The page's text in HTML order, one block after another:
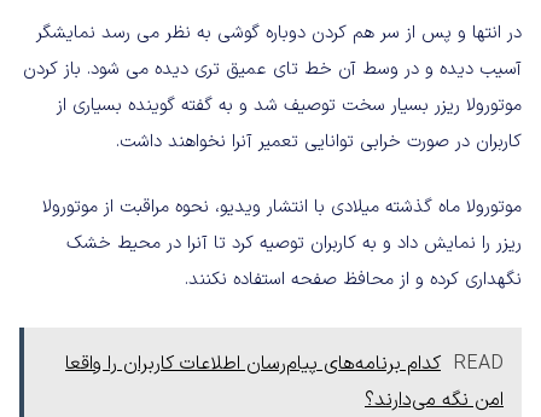
در انتها و پس از سر هم کردن دوباره گوشی به نظر می رسد نمایشگر
آسیب دیده و در وسط آن خط تای عمیق تری دیده می شود. باز کردن
موتورولا ریزر بسیار سخت توصیف شد و به گفته گوینده بسیاری از
کاربران در صورت خرابی توانایی تعمیر آنرا نخواهند داشت.
موتورولا ماه گذشته میلادی با انتشار ویدیو، نحوه مراقبت از موتورولا
ریزر را نمایش داد و به کاربران توصیه کرد تا آنرا در محیط خشک
نگهداری کرده و از محافظ صفحه استفاده نکنند.
READ کدام برنامه‌های پیام‌رسان اطلاعات کاربران را واقعا
امن نگه می‌دارند؟